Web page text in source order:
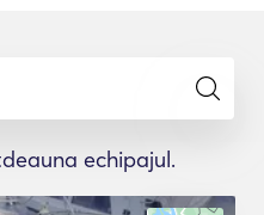
echipajul.